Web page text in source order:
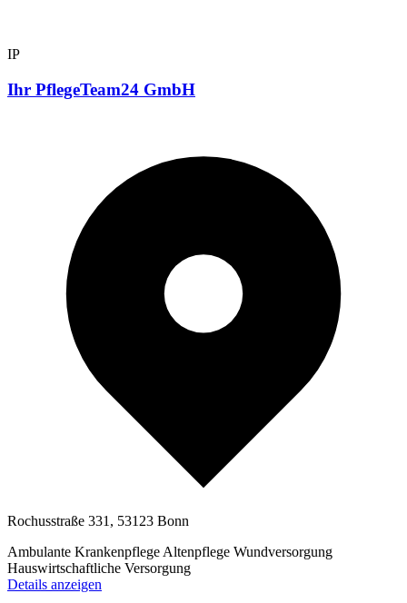
IP
Ihr PflegeTeam24 GmbH
Rochusstraße 331, 53123 Bonn
Ambulante Krankenpflege Altenpflege Wundversorgung
Hauswirtschaftliche Versorgung
Details anzeigen